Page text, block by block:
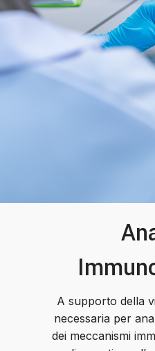
A supporto della
necessaria per
dei meccanismi